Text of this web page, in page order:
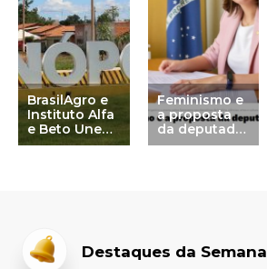
BrasilAgro e
Instituto Alfa
e Beto Unem
Forças para
Feminismo e
a proposta
da deputada
Tabata
Destaques da Semana